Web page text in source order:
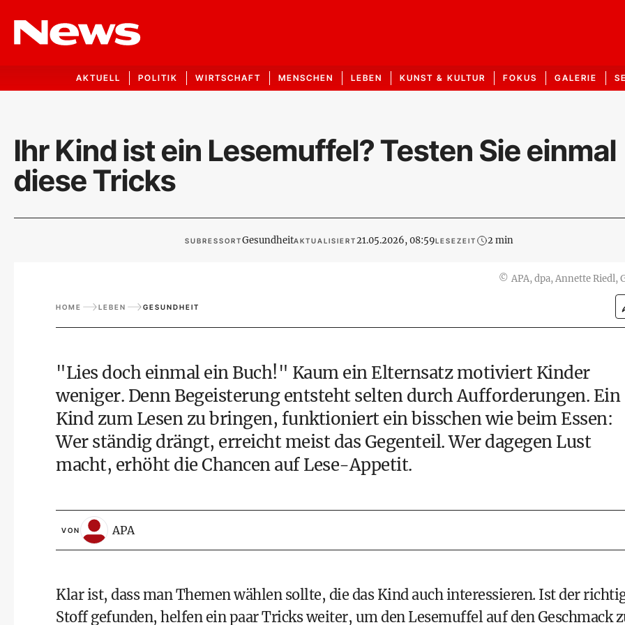
AKTUELL POLITIK WIRTSCHAFT MENSCHEN LEBEN KUNST & KULTUR FOKUS GALERIE
Ihr Kind ist ein Lesemuffel? Testen Sie einmal
diese Tricks
SUBRESSORTGesundheitAKTUALISIERT21.05.2026, 08:59LESEZEIT 2 min
© APA, dpa, Annette Riedl,
HOME LEBEN GESUNDHEIT
"Lies doch einmal ein Buch!" Kaum ein Elternsatz motiviert Kinder
weniger. Denn Begeisterung entsteht selten durch Aufforderungen. Ein
Kind zum Lesen zu bringen, funktioniert ein bisschen wie beim Essen:
Wer ständig drängt, erreicht meist das Gegenteil. Wer dagegen Lust
macht, erhöht die Chancen auf Lese-Appetit.
VON APA
Klar ist, dass man Themen wählen sollte, die das Kind auch interessieren. Ist der
Stoff gefunden, helfen ein paar Tricks weiter, um den Lesemuffel auf den Geschmack